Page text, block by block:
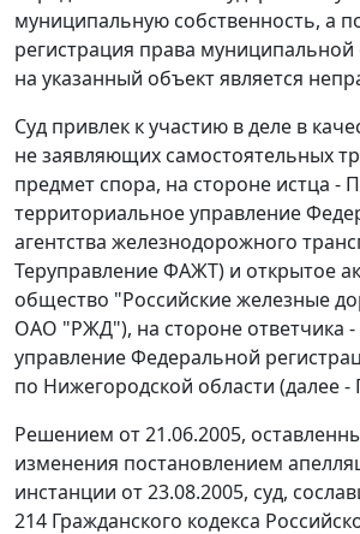
муниципальную собственность, а
регистрация права муниципальной
на указанный объект является
Суд привлек к участию в деле в
не заявляющих самостоятельных
предмет спора, на стороне истца -
территориальное управление
агентства железнодорожного
Теруправление ФАЖТ) и открытое
общество "Российские железные
ОАО "РЖД"), на стороне ответчика -
управление Федеральной
по Нижегородской области (далее -
Решением от 21.06.2005,
изменения постановлением
инстанции от 23.08.2005, суд,
214 Гражданского кодекса